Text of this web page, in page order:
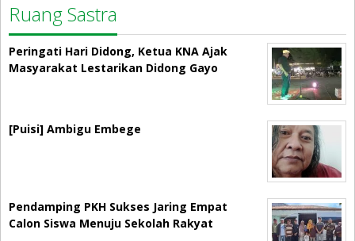
Ruang Sastra
Peringati Hari Didong, Ketua KNA Ajak
Masyarakat Lestarikan Didong Gayo
[Puisi] Ambigu Embege
Pendamping PKH Sukses Jaring Empat
Calon Siswa Menuju Sekolah Rakyat